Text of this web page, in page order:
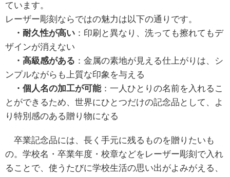
ています。
レーザー彫刻ならではの魅力は以下の通りです。
・耐久性が高い ：印刷と異なり、洗っても擦れてもデ
ザインが消えない
・高級感がある ：金属の素地が見える仕上がりは、シ
ンプルながらも上質な印象を与える
・個人名の加工が可能：一人ひとりの名前を入れるこ
とができるため、世界にひとつだけの記念品として、よ
り特別感のある贈り物になる
卒業記念品には、長く手元に残るものを贈りたいも
の。学校名・卒業年度・校章などをレーザー彫刻で入れ
ることで、使うたびに学校生活の思い出がよみがえる、